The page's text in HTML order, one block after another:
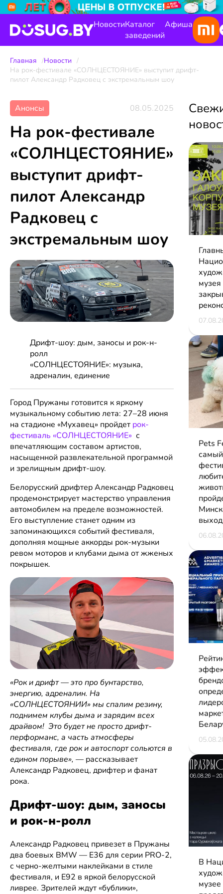
НовостиКаталог
заведений
Афиша
Главная
Новости
На рок-фестивале «СОЛНЦЕСТОЯНИЕ» выступит дрифт-
пилот Александр Радковец с экстремальным шоу
Анонсы 08.05.2025
На рок-фестивале
«СОЛНЦЕСТОЯНИЕ»
выступит дрифт-
пилот Александр
Радковец с
экстремальным шоу
Дрифт-шоу: дым, заносы и рок-н-
ролл
«СОЛНЦЕСТОЯНИЕ»: музыка,
адреналин, единение
Город Пружаны готовится к яркому
музыкальному событию лета: 27–28 июня
на стадионе «Мухавец» пройдет рок-
фестиваль «СОЛНЦЕСТОЯНИЕ» с
впечатляющим составом артистов,
насыщенной развлекательной программой
и зрелищным дрифт-шоу.
Белорусский дрифтер Александр Радковец
продемонстрирует мастерство управления
автомобилем на пределе возможностей.
Его выступление станет одним из
запоминающихся событий фестиваля,
дополняя мощные аккорды рок-музыки
ревом моторов и клубами дыма от жженых
покрышек.
«Рок и дрифт — это про бунтарство,
энергию, адреналин. На
«СОЛНЦЕСТОЯНИИ» мы спалим резину,
поднимем клубы дыма и зарядим всех
драйвом! Это будет не просто дрифт-
перформанс, а часть атмосферы
фестиваля, где рок и автоспорт сольются в
едином порыве», — рассказывает
Александр Радковец, дрифтер и фанат
рока.
Дрифт-шоу: дым, заносы
и рок-н-ролл
Александр Радковец привезет в Пружаны
два боевых BMW — E36 для серии PRO-2,
с черно-желтыми наклейками в стиле
фестиваля, и E92 в яркой белорусской
ливрее. Зрителей ждут «бублики»,
музея
Pets
В
музее